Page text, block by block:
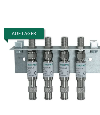
AUF LAGER